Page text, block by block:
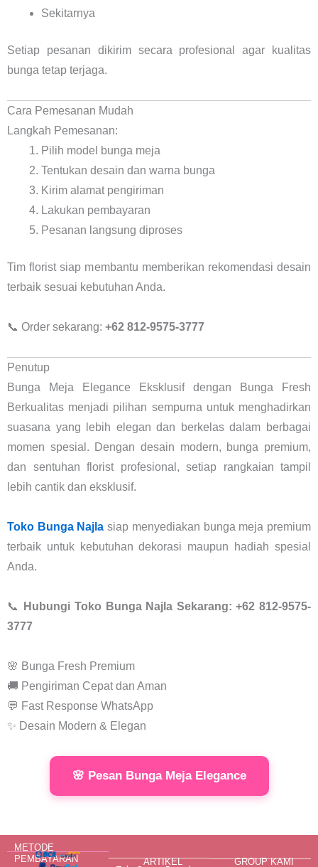
Sekitarnya
Setiap pesanan dikirim secara profesional agar kualitas
bunga tetap terjaga.
Cara Pemesanan Mudah
Langkah Pemesanan:
Pilih model bunga meja
Tentukan desain dan warna bunga
Kirim alamat pengiriman
Lakukan pembayaran
Pesanan langsung diproses
Tim florist siap membantu memberikan rekomendasi desain
terbaik sesuai kebutuhan Anda.
📞 Order sekarang: +62 812-9575-3777
Penutup
Bunga Meja Elegance Eksklusif dengan Bunga Fresh
Berkualitas menjadi pilihan sempurna untuk menghadirkan
suasana yang lebih elegan dan berkelas dalam berbagai
momen spesial. Dengan desain modern, bunga premium,
dan sentuhan florist profesional, setiap rangkaian tampil
lebih cantik dan eksklusif.
Toko Bunga Najla siap menyediakan bunga meja premium
terbaik untuk kebutuhan dekorasi maupun hadiah spesial
Anda.
📞
Hubungi Toko Bunga Najla Sekarang: +62 812-9575-
3777
🌸 Bunga Fresh Premium
🚚 Pengiriman Cepat dan Aman
💬 Fast Response WhatsApp
✨ Desain Modern & Elegan
🌸 Pesan Bunga Meja Elegance
METODE
PEMBAYARAN
ARTIKEL GROUP KAMI